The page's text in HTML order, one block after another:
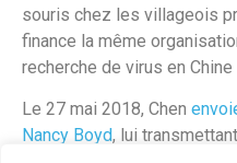
souris chez les villageois
finance la même
recherche de virus en Chine
Le 27 mai 2018, Chen
Nancy Boyd, lui